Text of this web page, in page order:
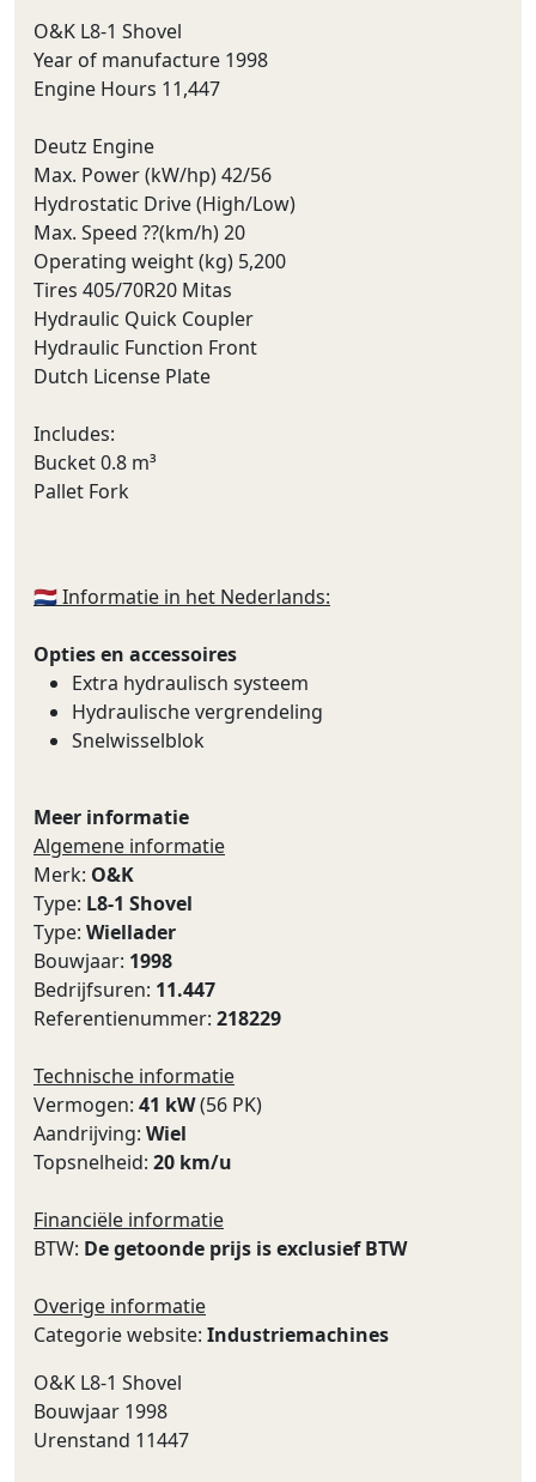
O&K L8-1 Shovel
Year of manufacture 1998
Engine Hours 11,447
Deutz Engine
Max. Power (kW/hp) 42/56
Hydrostatic Drive (High/Low)
Max. Speed ??(km/h) 20
Operating weight (kg) 5,200
Tires 405/70R20 Mitas
Hydraulic Quick Coupler
Hydraulic Function Front
Dutch License Plate
Includes:
Bucket 0.8 m³
Pallet Fork
🇳🇱 Informatie in het Nederlands:
Opties en accessoires
Extra hydraulisch systeem
Hydraulische vergrendeling
Snelwisselblok
Meer informatie
Algemene informatie
Merk: O&K
Type: L8-1 Shovel
Type: Wiellader
Bouwjaar: 1998
Bedrijfsuren: 11.447
Referentienummer: 218229
Technische informatie
Vermogen: 41 kW(56 PK)
Aandrijving: Wiel
Topsnelheid: 20 km/u
Financiële informatie
BTW: De getoonde prijs is exclusief BTW
Overige informatie
Categorie website: Industriemachines
O&K L8-1 Shovel
Bouwjaar 1998
Urenstand 11447